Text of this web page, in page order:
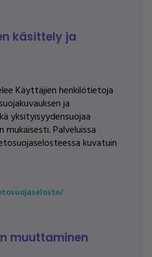
käsittely ja
Käyttäjien henkilötietoja
ja
yksityisyydensuojaa
mukaisesti. Palveluissa
kuvatuin
muuttaminen